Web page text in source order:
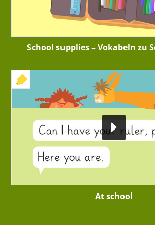
School supplies – Vokabeln zu
+ INTERAKTIVE ÜBUNG
At school